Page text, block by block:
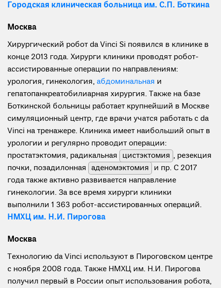
Городская клиническая больница им. С.П. Боткина
Москва
Хирургический робот da Vinci Si появился в клинике в
конце 2013 года. Хирурги клиники проводят робот-
ассистированные операции по направлениям:
урология, гинекология, абдоминальная и
гепатопанкреатобилиарная хирургия. Также на базе
Боткинской больницы работает крупнейший в Москве
симуляционный центр, где врачи учатся работать с da
Vinci на тренажере. Клиника имеет наибольший опыт в
урологии и регулярно проводит операции:
простатэктомия, радикальная цистэктомия , резекция
почки, позадилонная аденомэктомия и пр. С 2017
года также активно развивается направление
гинекологии. За все время хирурги клиники
выполнили 1 363 робот-ассистированных операций.
НМХЦ им. Н.И. Пирогова
Москва
Технологию da Vinci используют в Пироговском центре
с ноября 2008 года. Также НМХЦ им. Н.И. Пирогова
получил первый в России опыт использования робота,